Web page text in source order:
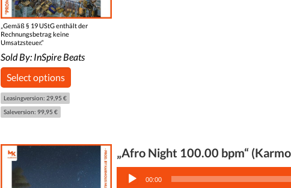
„Gemäß § 19 UStG enthält der
Rechnungsbetrag keine
Umsatzsteuer.“
Sold By: InSpire Beats
Select options
Leasingversion: 29,95 €
Saleversion: 99,95 €
„Afro Night 100.00 bpm“
Audio-
Player
00:00